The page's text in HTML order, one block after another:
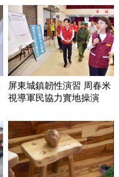
屏東城鎮韌性演習 周春米
視導軍民協力實地操演